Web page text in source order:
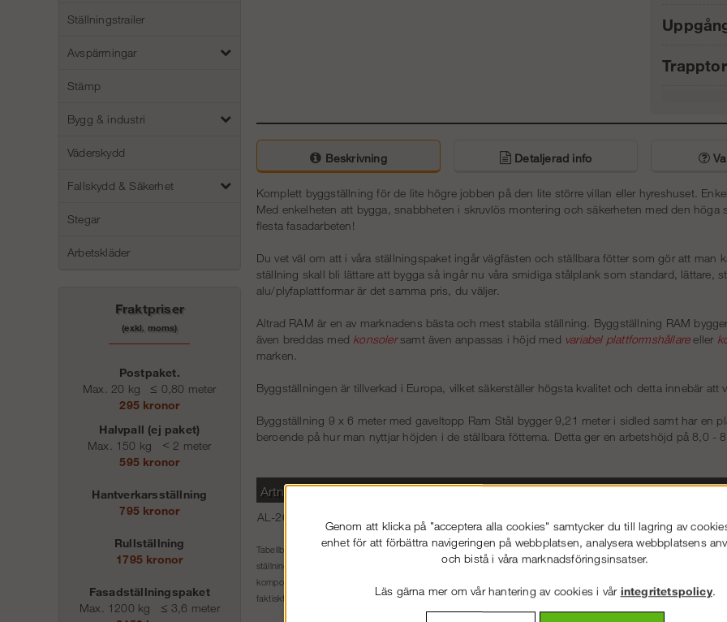
Ställningstrailer
Avspärrningar
Stämp
Bygg & industri
Väderskydd
Fallskydd & Säkerhet
Stegar
Arbetskläder
Fraktpriser
(exkl. moms)
Postpaket.
Max. 20 kg
≤ 0,80 meter
295 kronor
Halvpall (ej paket)
Max. 150 kg < 2 meter
595 kronor
Hantverkarsställning
795 kronor
Rullställning
1795 kronor
Fasadställningspaket
Max. 1200 kg
≤ 3,6 meter
Beskrivning Detaljerad info
Komplett byggställning för de lite högre jobben på den lite större villan eller hyreshuset.
Med enkelheten att bygga, snabbheten i skruvlös montering och säkerheten med den höga
flesta fasadarbeten!
Du vet väl om att i våra ställningspaket ingår vägfästen och ställbara fötter som gör att
ställning skall bli lättare att bygga så ingår nu våra smidiga stålplank som standard, lättare,
alu/plyfaplattformar är det samma pris, du väljer.
Altrad RAM är en av marknadens bästa och mest stabila ställning. Byggställning RAM
även breddas med konsolersamt även anpassas i höjd med variabel plattformshållareeller
marken.
Byggställningen är tillverkad i Europa, vilket säkerställer högsta kvalitet och detta innebär att
Byggställning 9 x 6 meter med gaveltopp Ram Stål bygger 9,21 meter i sidled samt har en
beroende på hur man nyttjar höjden i de ställbara fötterna. Detta ger en arbetshöjd på 8,0 -
Artnr Plattformshöjd Arbetshöjd Material
AL-2613-set
Tabellbeskrivning: Måttangivelseravser centrum-centrum-mått på ställningens komponenter.Nettoviktavser
ställningspaketet.
anger förväntad arbetshöjd inkl. arbetarens egna längd på 2,00 m.Material
avser
komponenter i ställningspaketet kan vara tillverkade av annat material än det angivna.
avser
faktiskt tillåten bygghöjd, se Arbetsmiljöverket 2013:4.Lastklassär angiven enligt Arbetsmiljöverkets definition
Genom att klicka på "acceptera alla cookies" samtycker du till lagring av
enhet för att förbättra navigeringen på webbplatsen, analysera webbplatsens
och bistå i våra marknadsföringsinsatser.
Läs gärna mer om vår hantering av cookies i vår integritetspolicy.